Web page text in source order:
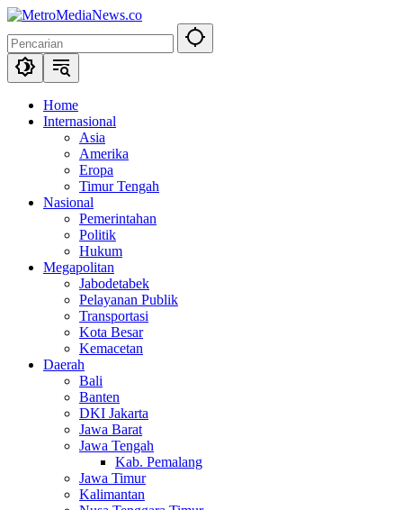
Langsung
konten
Home
Internasional
Asia
Amerika
Eropa
Timur Tengah
Nasional
Pemerintahan
Politik
Hukum
Megapolitan
Jabodetabek
Pelayanan Publik
Transportasi
Kota Besar
Kemacetan
Daerah
Bali
Banten
DKI Jakarta
Jawa Barat
Jawa Tengah
Kab. Pemalang
Jawa Timur
Kalimantan